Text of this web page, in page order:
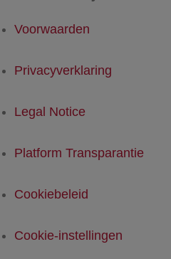
Voorwaarden
Privacyverklaring
Legal Notice
Platform Transparantie
Cookiebeleid
Cookie-instellingen